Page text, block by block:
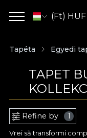
(Ft) HUF
Tapéta Egyedi
TAPET
Refine by 1
Vrei să transformi